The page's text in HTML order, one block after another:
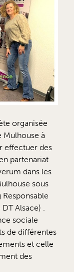
organisée
Mulhouse à
effectuer des
partenariat
dans les
sous
Alsace) .
sociale
de différentes
et celle
des